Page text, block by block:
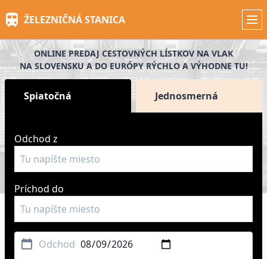
to
content
ŽELEZNIČNÁ STANICA
ONLINE PREDAJ CESTOVNÝCH LÍSTKOV NA VLAK
NA SLOVENSKU A DO EURÓPY RÝCHLO A VÝHODNE TU!
Spiatočná Jednosmerná
Odchod z
Príchod do
Odchod